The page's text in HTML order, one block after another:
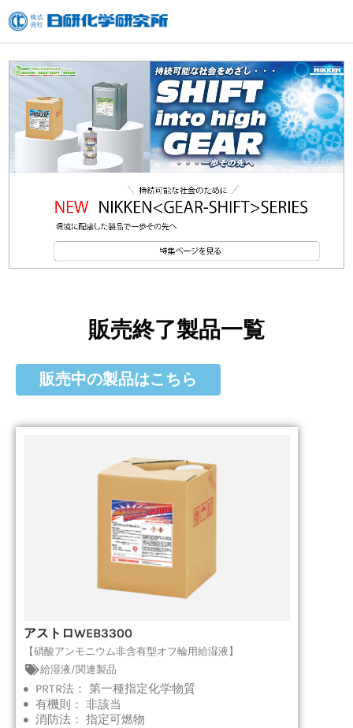
内
を
販売終了製品一覧
販売中の製品はこちら
アストロWEB3300
【硝酸アンモニウム非含有型オフ輪用給湿液】
給湿液/関連製品
PRTR法： 第一種指定化学物質
有機則： 非該当
消防法： 指定可燃物
ー
ー
ー
ー
ー
ジ